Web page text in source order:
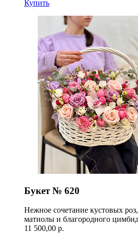
Купить
Букет № 620
Нежное сочетание кустовых
матиолы и благородного
11 500,00 р.